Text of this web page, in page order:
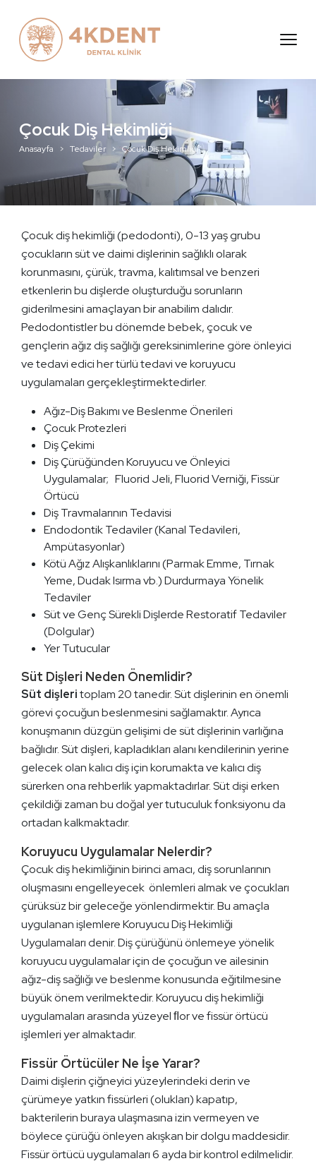
Çocuk Diş Hekimliği
Anasayfa Tedaviler Çocuk Diş Hekimliği
Çocuk diş hekimliği (pedodonti), 0-13 yaş grubu
çocukların süt ve daimi dişlerinin sağlıklı olarak
korunmasını, çürük, travma, kalıtımsal ve benzeri
etkenlerin bu dişlerde oluşturduğu sorunların
giderilmesini amaçlayan bir anabilim dalıdır.
Pedodontistler bu dönemde bebek, çocuk ve
gençlerin ağız diş sağlığı gereksinimlerine göre önleyici
ve tedavi edici her türlü tedavi ve koruyucu
uygulamaları gerçekleştirmektedirler.
Ağız-Diş Bakımı ve Beslenme Önerileri
Çocuk Protezleri
Diş Çekimi
Diş Çürüğünden Koruyucu ve Önleyici
Uygulamalar; Fluorid Jeli, Fluorid Verniği, Fissür
Örtücü
Diş Travmalarının Tedavisi
Endodontik Tedaviler (Kanal Tedavileri,
Ampütasyonlar)
Kötü Ağız Alışkanlıklarını (Parmak Emme, Tırnak
Yeme, Dudak Isırma vb.) Durdurmaya Yönelik
Tedaviler
Süt ve Genç Sürekli Dişlerde Restoratif Tedaviler
(Dolgular)
Yer Tutucular
Süt Dişleri Neden Önemlidir?
Süt dişleritoplam 20 tanedir. Süt dişlerinin en önemli
görevi çocuğun beslenmesini sağlamaktır. Ayrıca
konuşmanın düzgün gelişimi de süt dişlerinin varlığına
bağlıdır. Süt dişleri, kapladıkları alanı kendilerinin yerine
gelecek olan kalıcı diş için korumakta ve kalıcı diş
sürerken ona rehberlik yapmaktadırlar. Süt dişi erken
çekildiği zaman bu doğal yer tutuculuk fonksiyonu da
ortadan kalkmaktadır.
Koruyucu Uygulamalar Nelerdir?
Çocuk diş hekimliğinin birinci amacı, diş sorunlarının
oluşmasını engelleyecek önlemleri almak ve çocukları
çürüksüz bir geleceğe yönlendirmektir. Bu amaçla
uygulanan işlemlere Koruyucu Diş Hekimliği
Uygulamaları denir. Diş çürüğünü önlemeye yönelik
koruyucu uygulamalar için de çocuğun ve ailesinin
ağız-diş sağlığı ve beslenme konusunda eğitilmesine
büyük önem verilmektedir. Koruyucu diş hekimliği
uygulamaları arasında yüzeyel ﬂor ve fissür örtücü
işlemleri yer almaktadır.
Fissür Örtücüler Ne İşe Yarar?
Daimi dişlerin çiğneyici yüzeylerindeki derin ve
çürümeye yatkın fissürleri (olukları) kapatıp,
bakterilerin buraya ulaşmasına izin vermeyen ve
böylece çürüğü önleyen akışkan bir dolgu maddesidir.
Fissür örtücü uygulamaları 6 ayda bir kontrol edilmelidir.